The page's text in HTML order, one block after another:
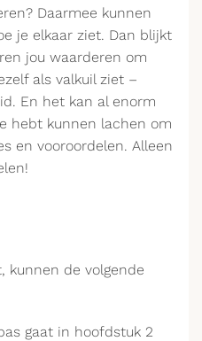
Daarmee kunnen
je elkaar ziet. Dan blijkt
jou waarderen om
als valkuil ziet –
En het kan al enorm
hebt kunnen lachen om
en vooroordelen. Alleen
kunnen de volgende
gaat in hoofdstuk 2